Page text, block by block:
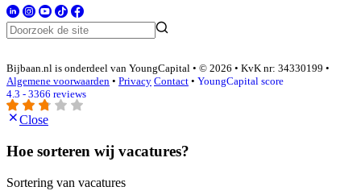
Bijbaan.nl is onderdeel van YoungCapital • © 2026 • KvK nr: 34330199 •
Algemene voorwaarden • Privacy Contact • YoungCapital score
4.3 - 3366 reviews
Close
Hoe sorteren wij vacatures?
Sortering van vacatures